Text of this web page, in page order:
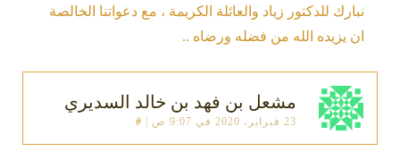
نبارك للدكتور زياد والعائلة الكريمة ، مع دعواتنا الخالصة
ان يزيده الله من فضله ورضاه ..
مشعل بن فهد بن خالد السديري
23 فبراير، 2020 في 9:07 ص #